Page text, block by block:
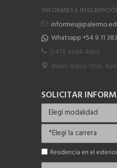
INFORMES E
Whatsapp +54 9 11
(5411) 4964-4600
Mario Bravo 1050,
SOLICITAR
Residencia en el